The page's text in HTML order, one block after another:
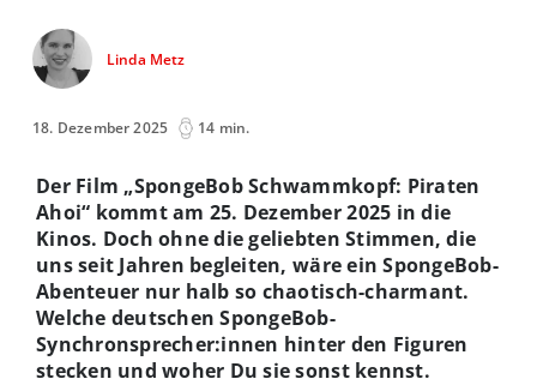
Linda Metz
18. Dezember 2025 14 min.
Der Film „SpongeBob Schwammkopf: Piraten
Ahoi“ kommt am 25. Dezember 2025 in die
Kinos. Doch ohne die geliebten Stimmen, die
uns seit Jahren begleiten, wäre ein SpongeBob-
Abenteuer nur halb so chaotisch-charmant.
Welche deutschen SpongeBob-
Synchronsprecher:innen hinter den Figuren
stecken und woher Du sie sonst kennst.